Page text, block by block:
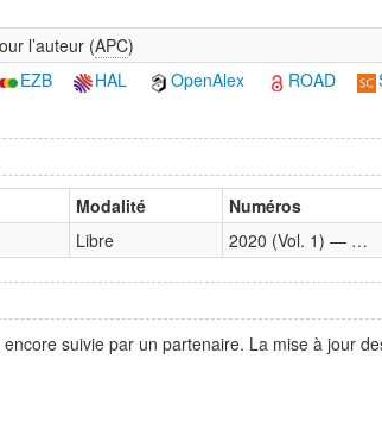
l’auteur (APC)
EZB HAL OpenAlex ROAD
Modalité Numéros
Libre 2020 (Vol. 1) — …
suivie par un partenaire. La mise à jour